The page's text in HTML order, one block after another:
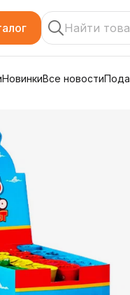
НовинкиВсе новости